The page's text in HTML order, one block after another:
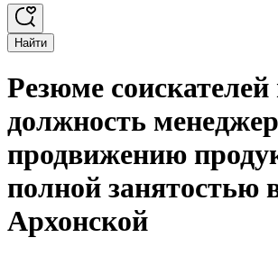
Найти
Резюме соискателей
должность
продвижению
полной занятостью
Архонской